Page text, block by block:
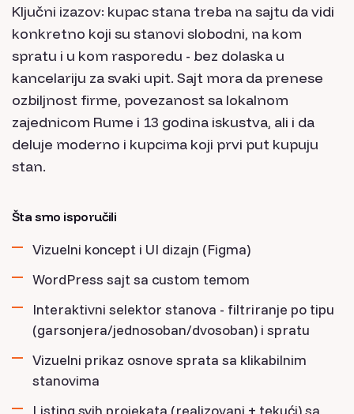
Ključni izazov: kupac stana treba na sajtu da vidi
konkretno koji su stanovi slobodni, na kom
spratu i u kom rasporedu - bez dolaska u
kancelariju za svaki upit. Sajt mora da prenese
ozbiljnost firme, povezanost sa lokalnom
zajednicom Rume i 13 godina iskustva, ali i da
deluje moderno i kupcima koji prvi put kupuju
stan.
Šta smo isporučili
Vizuelni koncept i UI dizajn (Figma)
WordPress sajt sa custom temom
Interaktivni selektor stanova - filtriranje po tipu
(garsonjera/jednosoban/dvosoban) i spratu
Vizuelni prikaz osnove sprata sa klikabilnim
stanovima